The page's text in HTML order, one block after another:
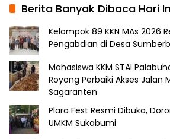
Berita Banyak Dibaca Hari
Kelompok 89 KKN MAs 2026
Pengabdian di Desa
Mahasiswa KKM STAI
Royong Perbaiki Akses Jalan
Sagaranten
Plara Fest Resmi Dibuka,
UMKM Sukabumi